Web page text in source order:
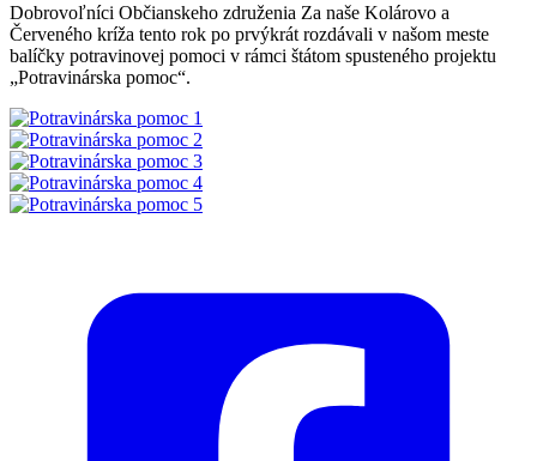
Dobrovoľníci Občianskeho združenia Za naše Kolárovo a
Červeného kríža tento rok po prvýkrát rozdávali v našom meste
balíčky potravinovej pomoci v rámci štátom spusteného projektu
„Potravinárska pomoc“.